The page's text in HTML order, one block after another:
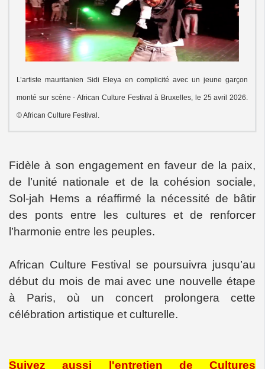
L’artiste mauritanien Sidi Eleya en complicité avec un jeune garçon
monté sur scène - African Culture Festival à Bruxelles, le 25 avril 2026.
© African Culture Festival.
Fidèle à son engagement en faveur de la paix,
de l’unité nationale et de la cohésion sociale,
Sol-jah Hems a réaffirmé la nécessité de bâtir
des ponts entre les cultures et de renforcer
l’harmonie entre les peuples.
African Culture Festival se poursuivra jusqu’au
début du mois de mai avec une nouvelle étape
à Paris, où un concert prolongera cette
célébration artistique et culturelle.
Suivez aussi l'entretien de Cultures